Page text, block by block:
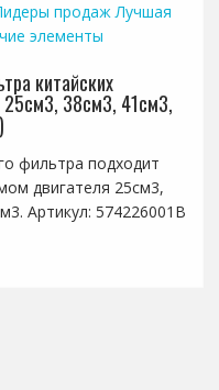
продаж Лучшая
элементы
китайских
25см3, 38см3, 41см3,
фильтра подходит
двигателя 25см3,
Артикул: 574226001B